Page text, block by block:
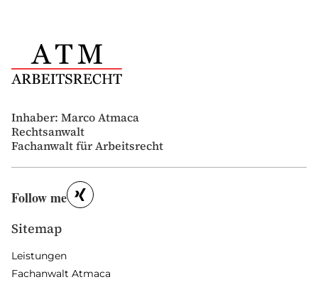
Inhaber: Marco Atmaca
Rechtsanwalt
Fachanwalt für Arbeitsrecht
Follow me
Sitemap
Leistungen
Fachanwalt Atmaca